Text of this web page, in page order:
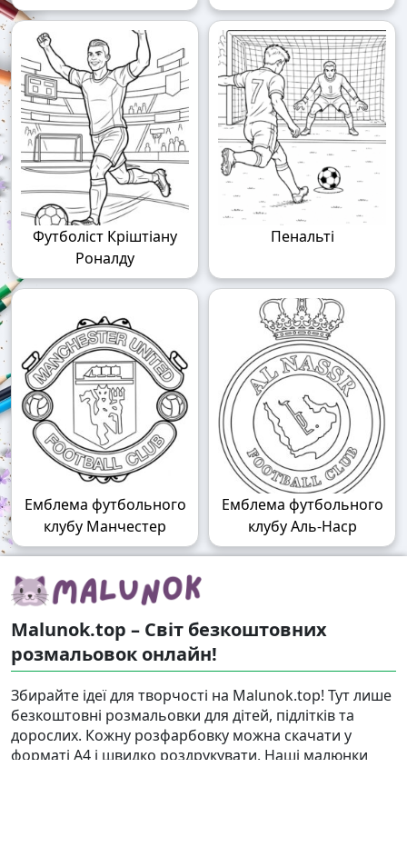
Футболіст Кріштіану
Роналду
Пенальті
Емблема футбольного
клубу Манчестер
Емблема футбольного
клубу Аль-Наср
Malunok.top – Світ безкоштовних
розмальовок онлайн!
Збирайте ідеї для творчості на Malunok.top! Тут лише
безкоштовні розмальовки для дітей, підлітків та
дорослих. Кожну розфарбовку можна скачати у
форматі А4 і швидко роздрукувати. Наші малюнки